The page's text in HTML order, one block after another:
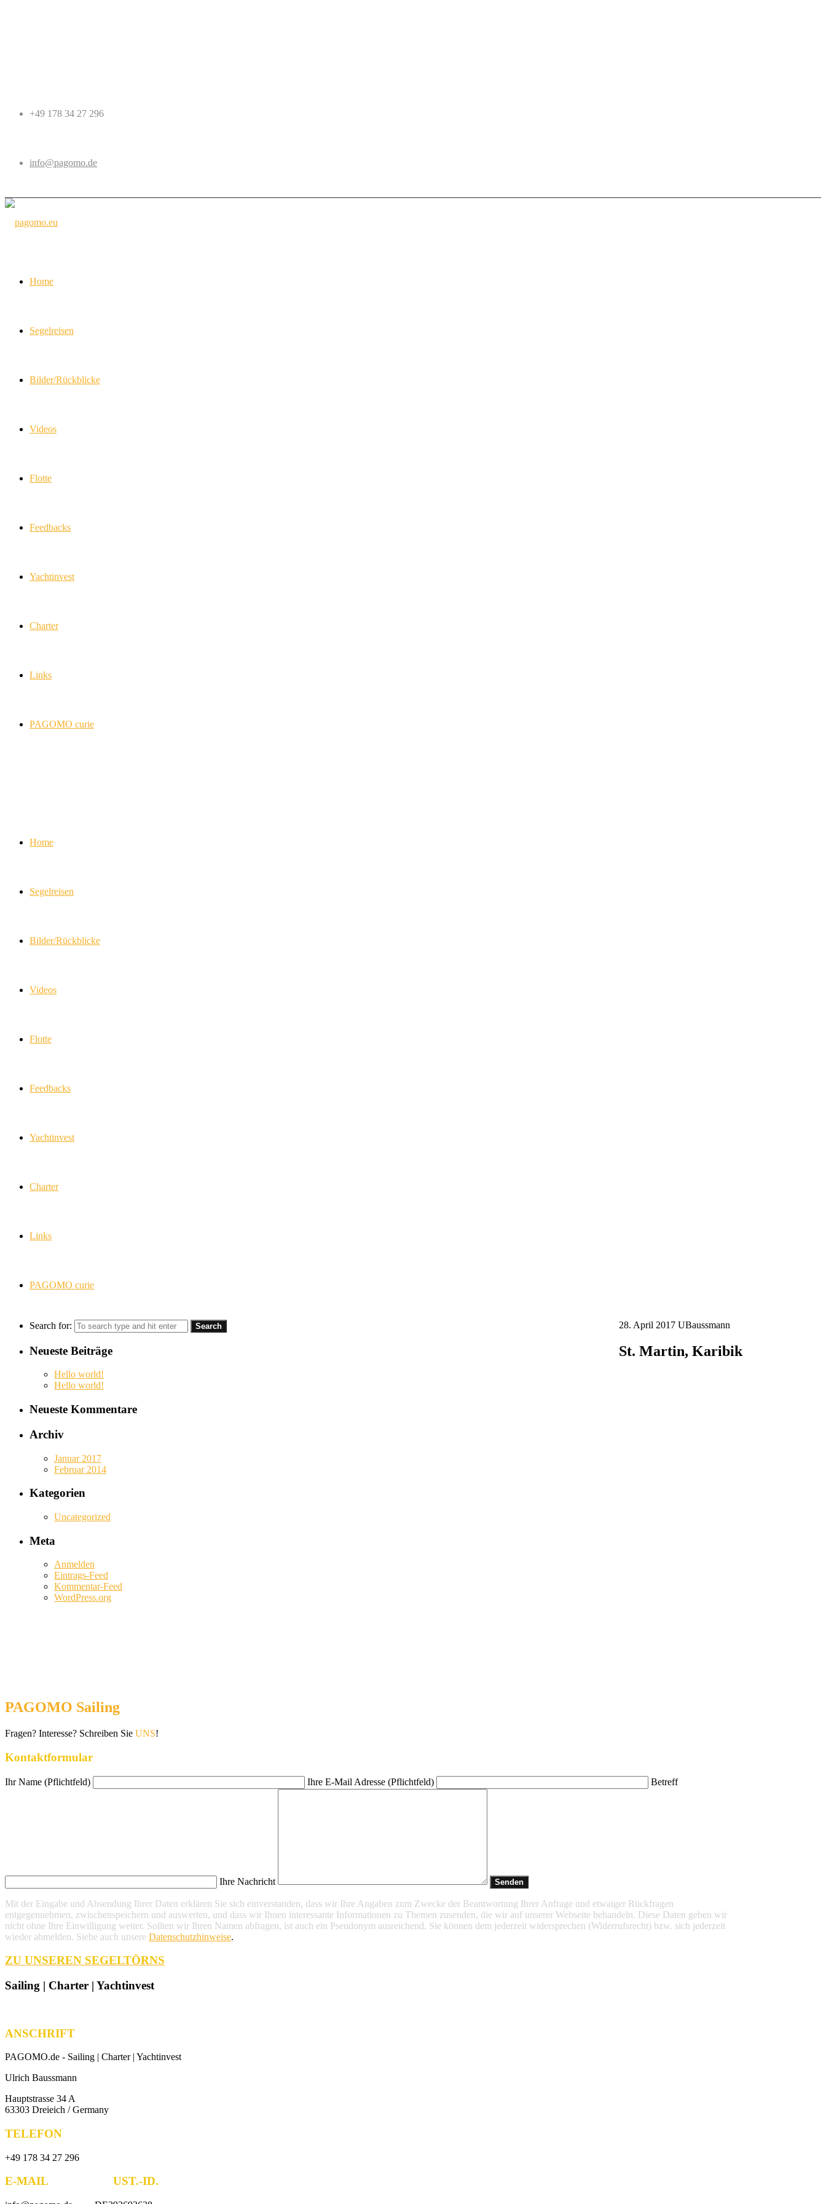
+49 178 34 27 296
info@pagomo.de
Home
Segelreisen
Bilder/Rückblicke
Videos
Flotte
Feedbacks
Yachtinvest
Charter
Links
PAGOMO curie
Home
Segelreisen
Bilder/Rückblicke
Videos
Flotte
Feedbacks
Yachtinvest
Charter
Links
PAGOMO curie
28. April 2017 UBaussmann
St. Martin, Karibik
Search for:
Neueste Beiträge
Hello world!
Hello world!
Neueste Kommentare
Archiv
Januar 2017
Februar 2014
Kategorien
Uncategorized
Meta
Anmelden
Eintrags-Feed
Kommentar-Feed
WordPress.org
PAGOMO Sailing
Fragen? Interesse? Schreiben Sie UNS!
Kontaktformular
Ihr Name (Pflichtfeld) Ihre E-Mail Adresse (Pflichtfeld) Betreff
Ihre Nachricht
Mit der Eingabe und Absendung Ihrer Daten erklären Sie sich einverstanden, dass wir Ihre Angaben zum Zwecke der Beantwortung Ihrer Anfrage und etwaiger Rückfragen
entgegennehmen, zwischenspeichern und auswerten, und dass wir Ihnen interessante Informationen zu Themen zusenden, die wir auf unserer Webseite behandeln. Diese Daten geben wir
nicht ohne Ihre Einwilligung weiter. Sollten wir Ihren Namen abfragen, ist auch ein Pseudonym ausreichend. Sie können dem jederzeit widersprechen (Widerrufsrecht) bzw. sich jederzeit
wieder abmelden. Siehe auch unsere Datenschutzhinweise.
ZU UNSEREN SEGELTÖRNS
Sailing | Charter | Yachtinvest
ANSCHRIFT
PAGOMO.de - Sailing | Charter | Yachtinvest
Ulrich Baussmann
Hauptstrasse 34 A
63303 Dreieich / Germany
TELEFON
+49 178 34 27 296
E-MAIL UST.-ID.